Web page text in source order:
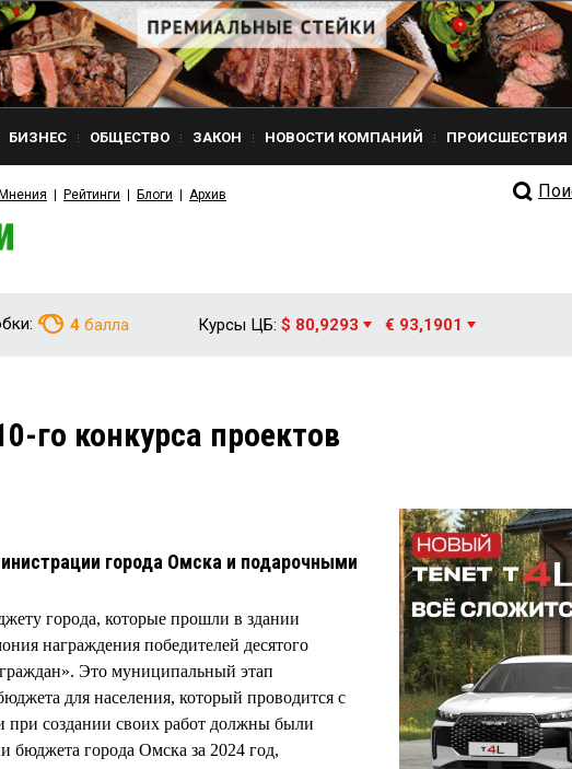
БИЗНЕС ОБЩЕСТВО ЗАКОН НОВОСТИ КОМПАНИЙ ПРОИСШЕСТВИЯ
Мнения Рейтинги Блоги Архив
4 балла Курсы ЦБ: $ 80,9293 € 93,1901
го конкурса проектов
города Омска и подарочными
города, которые прошли в здании
награждения победителей десятого
Это муниципальный этап
для населения, который проводится с
при создании своих работ должны были
бюджета города Омска за 2024 год,